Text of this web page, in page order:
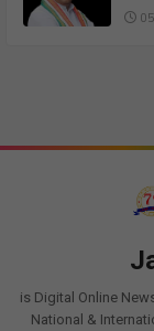
is Digital Online
National &